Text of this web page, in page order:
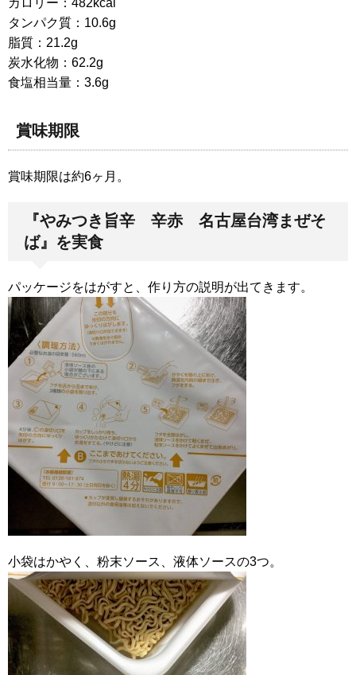
カロリー：482kcal
タンパク質：10.6g
脂質：21.2g
炭水化物：62.2g
食塩相当量：3.6g
賞味期限
賞味期限は約6ヶ月。
『やみつき旨辛 辛赤 名古屋台湾まぜそ
ば』を実食
パッケージをはがすと、作り方の説明が出てきます。
小袋はかやく、粉末ソース、液体ソースの3つ。